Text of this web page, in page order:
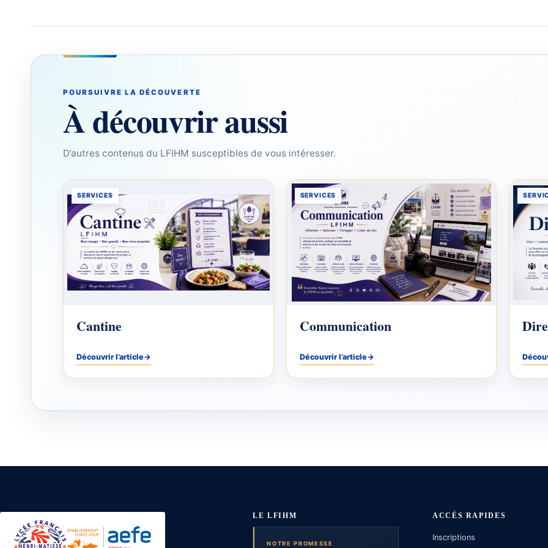
POURSUIVRE LA DÉCOUVERTE
À découvrir aussi
D’autres contenus du LFIHM susceptibles de vous intéresser.
SERVICES
Cantine
Découvrir l’article→
SERVICES
Communication
Découvrir l’article→
LE LFIHM
NOTRE PROMESSE
ACCÈS RAPIDES
Inscriptions